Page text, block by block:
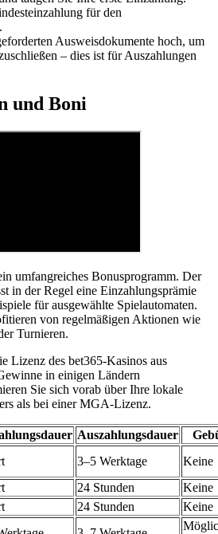
für den
Ausweisdokumente hoch, um
– dies ist für Auszahlungen
und Boni
umfangreiches Bonusprogramm. Der
in der Regel eine Einzahlungsprämie
für ausgewählte Spielautomaten.
von regelmäßigen Aktionen wie
Turnieren.
Lizenz des bet365-Kasinos aus
in einigen Ländern
Sie sich vorab über Ihre lokale
als bei einer MGA-Lizenz.
Auszahlungsdauer
3–5 Werktage
Keine
24 Stunden
Keine
24 Stunden
Keine